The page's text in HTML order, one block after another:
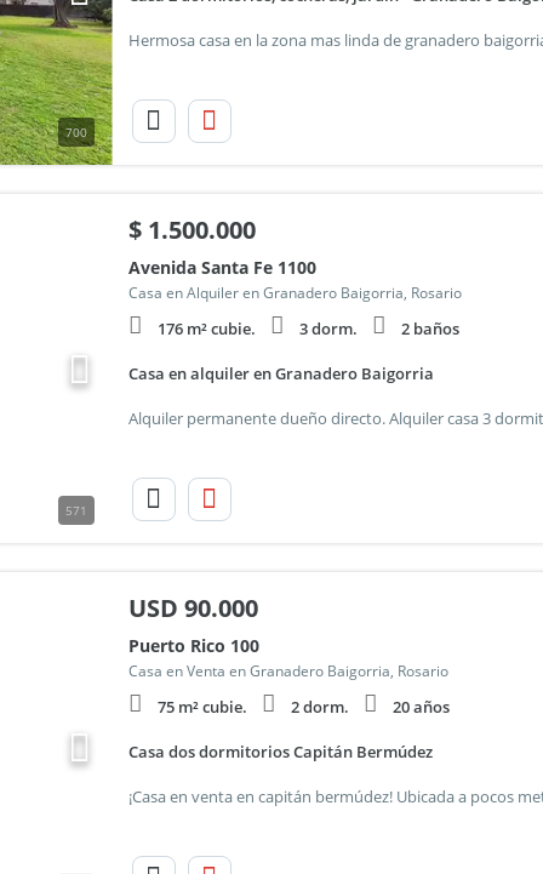
700
571
$1.500.000
Avenida Santa Fe 1100
Casa en Alquiler en Granadero Baigorria, Rosario
176 m² cubie. 3 dorm. 2 baños
Casa en alquiler en Granadero Baigorria
USD 90.000
Puerto Rico 100
Casa en Venta en Granadero Baigorria, Rosario
75 m² cubie. 2 dorm. 20 años
Casa dos dormitorios Capitán Bermúdez